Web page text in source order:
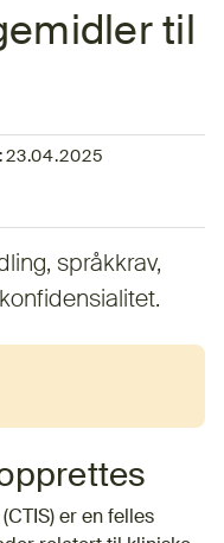
til
23.04.2025
språkkrav,
er en felles